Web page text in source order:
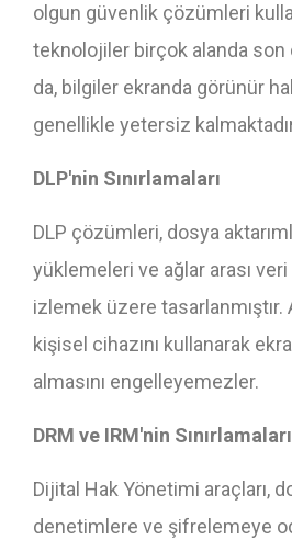
olgun güvenlik çözümleri
teknolojiler birçok alanda
da, bilgiler ekranda görünür
genellikle yetersiz
DLP'nin Sınırlamaları
DLP çözümleri, dosya
yüklemeleri ve ağlar arası
izlemek üzere tasarlanmıştır.
kişisel cihazını kullanarak
almasını engelleyemezler.
DRM ve IRM'nin Sınırlamaları
Dijital Hak Yönetimi araçları,
denetimlere ve şifrelemeye